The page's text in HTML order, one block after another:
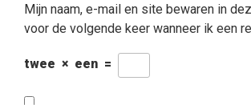
Mijn naam, e-mail en site bewaren in
voor de volgende keer wanneer ik een
twee × een =